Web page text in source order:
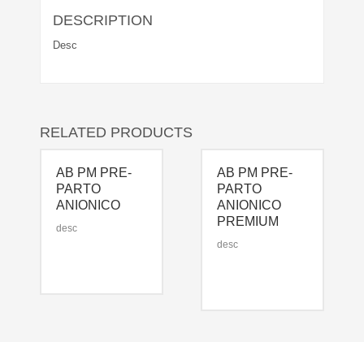
DESCRIPTION
Desc
RELATED PRODUCTS
AB PM PRE-
PARTO
ANIONICO
desc
AB PM PRE-
PARTO
ANIONICO
PREMIUM
desc